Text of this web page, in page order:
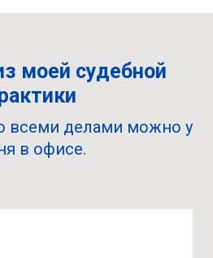
моей судебной
всеми делами можно у
в офисе.